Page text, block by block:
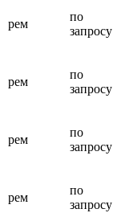
рем
по
запросу
рем
по
запросу
рем
по
запросу
рем
по
запросу